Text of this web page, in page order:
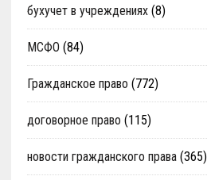
бухучет в учреждениях(8)
МСФО (84)
Гражданское право (772)
договорное право (115)
новости гражданского права(365)